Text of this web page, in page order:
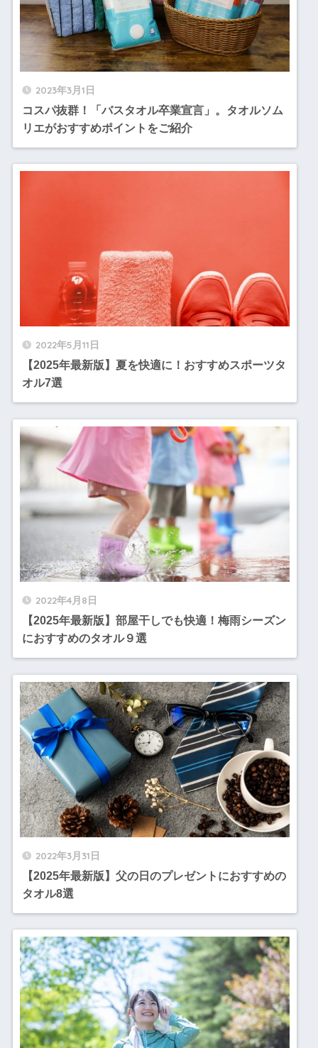
2023年3月1日
コスパ抜群！「バスタオル卒業宣言」。タオルソム
リエがおすすめポイントをご紹介
2022年5月11日
【2025年最新版】夏を快適に！おすすめスポーツタ
オル7選
2022年4月8日
【2025年最新版】部屋干しでも快適！梅雨シーズン
におすすめのタオル９選
2022年3月31日
【2025年最新版】父の日のプレゼントにおすすめの
タオル8選